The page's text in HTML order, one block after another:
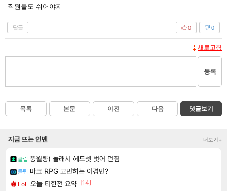
직원들도 쉬어야지
답글 0
0
새로고침
등록
목록 본문 이전 다음 댓글보기
지금 뜨는 인벤 더보기+
클립 풍월량) 놀래서 헤드셋 벗어 던짐
클립 마크 RPG 고민하는 이경민?
LoL 오늘 티한전 요약 [14]